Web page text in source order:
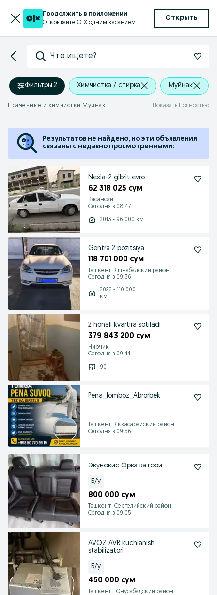
Продолжить в приложении
Открывайте OLX одним касанием
Открыть
Что ищете?
Фильтры·2 Химчистка / стирка Муйнак
Прачечные и химчистки Муйнак Показать Полностью
Результатов не найдено, но эти объявления
связаны с недавно просмотренными:
Nexia-2 gibrit evro
62 318 025 сум
Касансай
Сегодня в 08:47
2013 - 96 000 км
Gentra 2 pozitsiya
118 701 000 сум
Ташкент, Яшнабадский район
Сегодня в 09:36
2022 - 110 000
км
2 honali kvartira sotiladi
379 843 200 сум
Чирчик
Сегодня в 09:44
90
Pena_lomboz_Abrorbek
Ташкент, Яккасарайский район
Сегодня в 09:56
Экунокис Орка катори
Б/у
800 000 сум
Ташкент, Сергелийский район
Сегодня в 09:05
AVOZ AVR kuchlanish
stabilizatori
Б/у
450 000 сум
Ташкент, Юнусабадский район